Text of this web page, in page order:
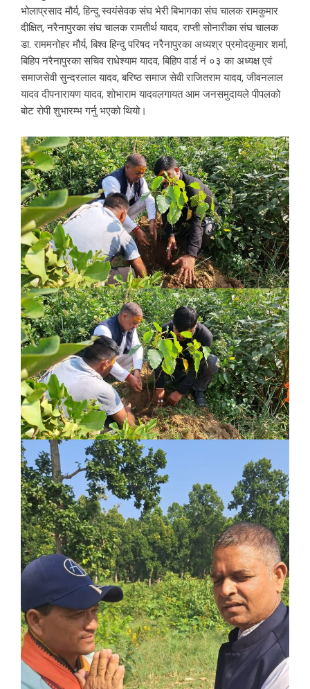
भोलाप्रसाद मौर्य, हिन्दु स्वयंसेवक संघ भेरी बिभागका संघ चालक रामकुमार
दीक्षित, नरैनापुरका संघ चालक रामतीर्थ यादव, राप्ती सोनारीका संघ चालक
डा. राममनोहर मौर्य, बिश्व हिन्दु परिषद नरैनापुरका अध्यश्र प्रमोदकुमार शर्मा,
बिहिप नरैनापुरका सचिव राधेश्याम यादव, बिहिप वार्ड नं ०३ का अध्यक्ष एवं
समाजसेवी सुन्दरलाल यादव, बरिष्ठ समाज सेवी राजितराम यादव, जीवनलाल
यादव दीपनारायण यादव, शोभाराम यादवलगायत आम जनसमुदायले पीपलको
बोट रोपी शुभारम्भ गर्नु भएको थियो।